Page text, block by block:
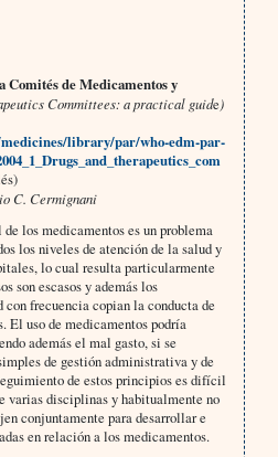
Comités de Medicamentos y
Committees: a practical guide)
library/par/who-edm-par-
C. Cermignani
los medicamentos es un problema
los niveles de atención de la salud y
lo cual resulta particularmente
son escasos y además los
frecuencia copian la conducta de
El uso de medicamentos podría
además el mal gasto, si se
de gestión administrativa y de
de estos principios es difícil
varias disciplinas y habitualmente no
conjuntamente para desarrollar e
en relación a los medicamentos.